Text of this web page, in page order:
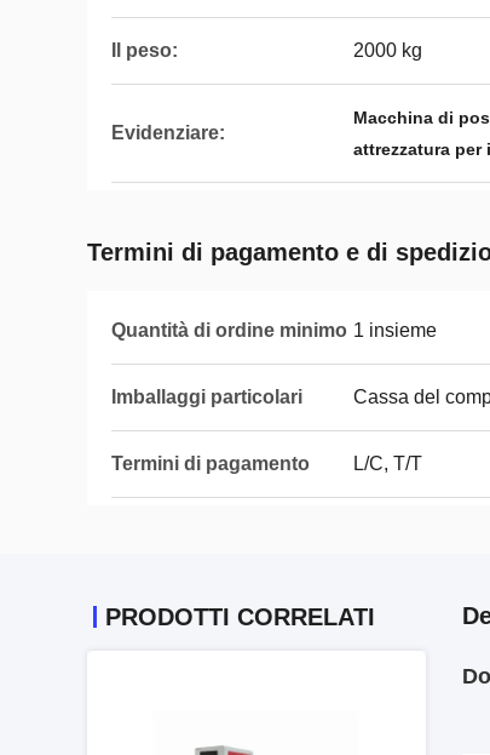
Il peso: 2000 kg
Evidenziare:
Macchina di
attrezzatura per
Termini di pagamento e di
Quantità di ordine minimo 1 insieme
Imballaggi particolari Cassa del
Termini di pagamento L/C, T/T
PRODOTTI CORRELATI